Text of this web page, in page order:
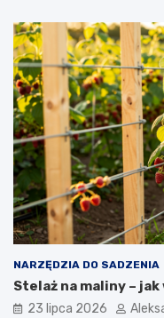
NARZĘDZIA DO SADZENIA
Stelaż na maliny –
23 lipca 2026